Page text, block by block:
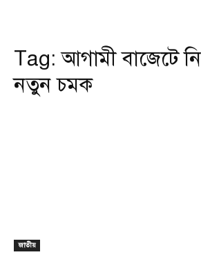
Tag:আগামী বাজেটে
নতুন চমক
জাতীয়